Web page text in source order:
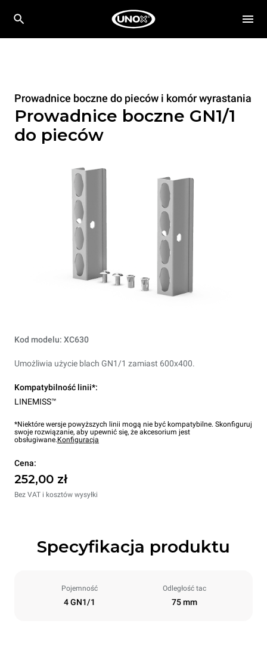
Prowadnice boczne do pieców i komór wyrastania
Prowadnice boczne GN1/1
do pieców
Kod modelu: XC630
Umożliwia użycie blach GN1/1 zamiast 600x400.
Kompatybilność linii*:
LINEMISS™
*Niektóre wersje powyższych linii mogą nie być kompatybilne. Skonfiguruj
swoje rozwiązanie, aby upewnić się, że akcesorium jest
obsługiwane.Konfiguracja
Cena:
252,00 zł
Bez VAT i kosztów wysyłki
Specyfikacja produktu
Pojemność
4 GN1/1
Odległość tac
75 mm